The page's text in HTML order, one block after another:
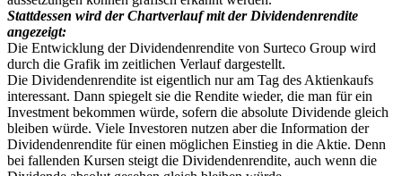
Stattdessen wird der Chartverlauf mit der Dividendenrendite
angezeigt:
Die Entwicklung der Dividendenrendite von Surteco Group wird
durch die Grafik im zeitlichen Verlauf dargestellt.
Die Dividendenrendite ist eigentlich nur am Tag des Aktienkaufs
interessant. Dann spiegelt sie die Rendite wieder, die man für ein
Investment bekommen würde, sofern die absolute Dividende gleich
bleiben würde. Viele Investoren nutzen aber die Information der
Dividendenrendite für einen möglichen Einstieg in die Aktie. Denn
bei fallenden Kursen steigt die Dividendenrendite, auch wenn die